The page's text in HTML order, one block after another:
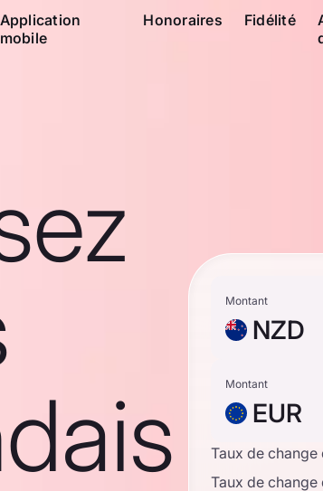
Application
mobile
Honoraires Fidélité
Montant
NZD
Montant
EUR
Taux de
Taux de